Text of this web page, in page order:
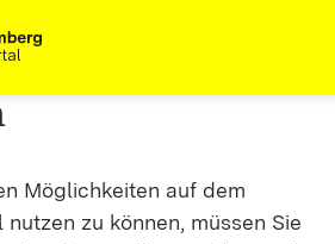
Möglichkeiten auf dem
zu können, müssen Sie